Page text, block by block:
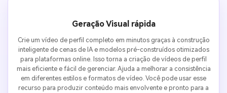
Geração Visual rápida
Crie um vídeo de perfil completo em minutos graças à construção
inteligente de cenas de IA e modelos pré-construídos otimizados
para plataformas online. Isso torna a criação de vídeos de perfil
mais eficiente e fácil de gerenciar. Ajuda a melhorar a consistência
em diferentes estilos e formatos de vídeo. Você pode usar esse
recurso para produzir conteúdo mais envolvente e pronto para a